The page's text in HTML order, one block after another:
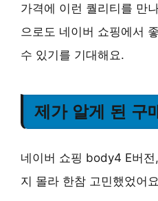
가격에 이런 퀄리티를 만
으로도 네이버 쇼핑에서
수 있기를 기대해요.
제가 알게 된 구
네이버 쇼핑 body4 E버
지 몰라 한참 고민했었어